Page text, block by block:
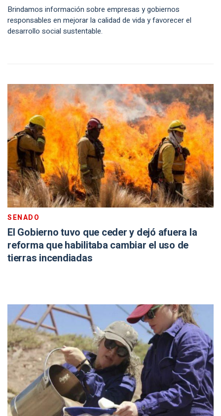
Brindamos información sobre empresas y gobiernos
responsables en mejorar la calidad de vida y favorecer el
desarrollo social sustentable.
SENADO
El Gobierno tuvo que ceder y dejó afuera la
reforma que habilitaba cambiar el uso de
tierras incendiadas